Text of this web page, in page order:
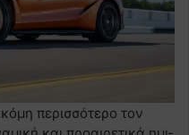
περισσότερο τον